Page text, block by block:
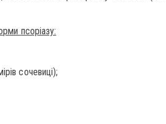
псоріазу:
сочевиці);